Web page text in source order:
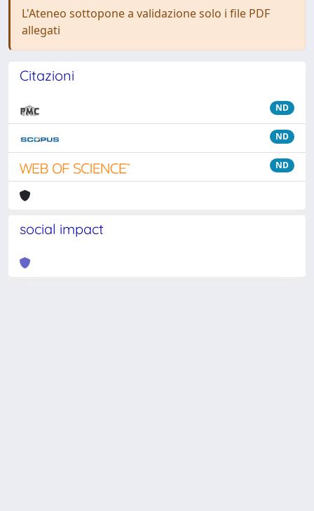
L'Ateneo sottopone a validazione solo i file PDF
allegati
Citazioni
ND
ND
ND
social impact